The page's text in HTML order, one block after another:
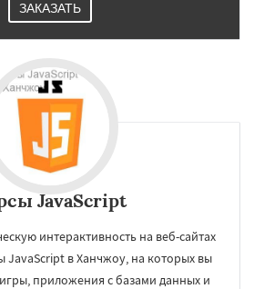
ЗАКАЗАТЬ
JavaScript
интерактивность на веб-сайтах
JavaScript в Ханчжоу, на которых вы
приложения с базами данных и